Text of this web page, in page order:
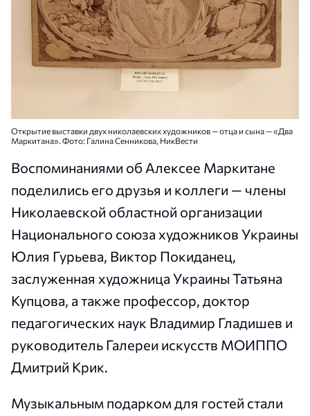
Открытие выставки двух николаевских художников — отца и сына — «Два
Маркитана». Фото: Галина Сенникова, НикВести
Воспоминаниями об Алексее Маркитане
поделились его друзья и коллеги — члены
Николаевской областной организации
Национального союза художников Украины
Юлия Гурьева, Виктор Покиданец,
заслуженная художница Украины Татьяна
Купцова, а также профессор, доктор
педагогических наук Владимир Гладишев и
руководитель Галереи искусств МОИППО
Дмитрий Крик.
Музыкальным подарком для гостей стали